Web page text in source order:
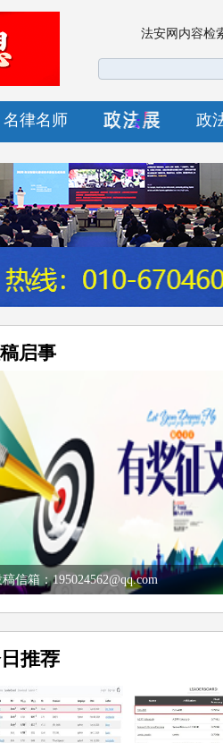
法安网内容检
名律名师 政
启事
信箱：195024562@qq.com
推荐